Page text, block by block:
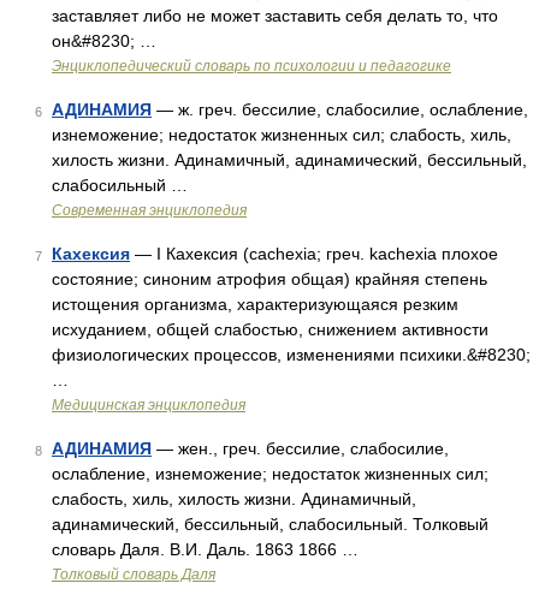
заставляет либо не может заставить себя делать то, что
он&#8230; …
Энциклопедический словарь по психологии и педагогике
6 АДИНАМИЯ — ж. греч. бессилие, слабосилие, ослабление,
изнеможение; недостаток жизненных сил; слабость, хиль,
хилость жизни. Адинамичный, адинамический, бессильный,
слабосильный …
Современная энциклопедия
7 Кахексия — I Кахексия (cachexia; греч. kachexia плохое
состояние; синоним атрофия общая) крайняя степень
истощения организма, характеризующаяся резким
исхуданием, общей слабостью, снижением активности
физиологических процессов, изменениями психики.&#8230;
Медицинская энциклопедия
8 АДИНАМИЯ — жен., греч. бессилие, слабосилие,
ослабление, изнеможение; недостаток жизненных сил;
слабость, хиль, хилость жизни. Адинамичный,
адинамический, бессильный, слабосильный. Толковый
словарь Даля. В.И. Даль. 1863 1866 …
Толковый словарь Даля